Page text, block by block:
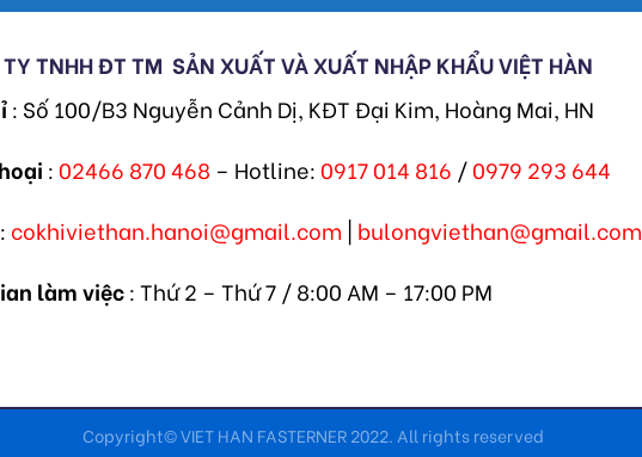
TNHH ĐT TM SẢN XUẤT VÀ XUẤT NHẬP KHẨU VIỆT HÀN
: Số 100/B3 Nguyễn Cảnh Dị, KĐT Đại Kim, Hoàng Mai, HN
: 02466 870 468 – Hotline: 0917 014 816 /0979 293 644
: cokhiviethan.hanoi@gmail.com bulongviethan@gmail.com
làm việc: Thứ 2 – Thứ 7 / 8:00 AM – 17:00 PM
Copyright© VIET HAN FASTERNER 2022. All rights reserved